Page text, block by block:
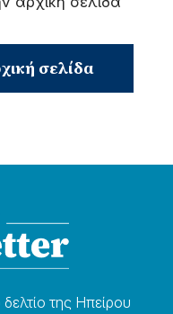
σελίδα
της Ηπείρου